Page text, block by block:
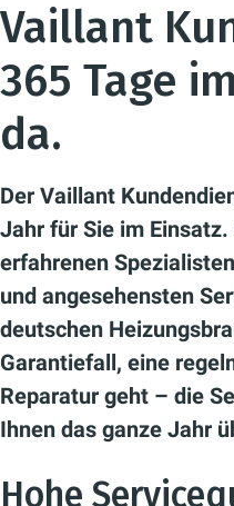
Vaillant
365 Tage
da.
Der Vaillant
Jahr für Sie im
erfahrenen
und angesehensten
deutschen
Garantiefall, eine
Reparatur geht – die
Ihnen das ganze Jahr
Hohe